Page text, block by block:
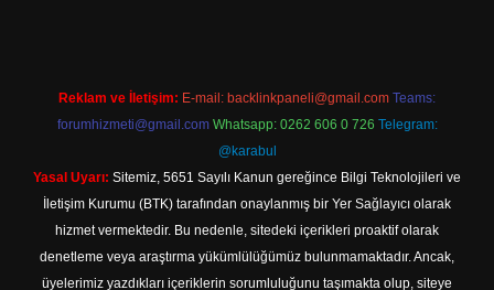
Reklam ve İletişim: E-mail: backlinkpaneli@gmail.com Teams:
forumhizmeti@gmail.com Whatsapp: 0262 606 0 726 Telegram:
@karabul
Yasal Uyarı: Sitemiz, 5651 Sayılı Kanun gereğince Bilgi Teknolojileri ve
İletişim Kurumu (BTK) tarafından onaylanmış bir Yer Sağlayıcı olarak
hizmet vermektedir. Bu nedenle, sitedeki içerikleri proaktif olarak
denetleme veya araştırma yükümlülüğümüz bulunmamaktadır. Ancak,
üyelerimiz yazdıkları içeriklerin sorumluluğunu taşımakta olup, siteye